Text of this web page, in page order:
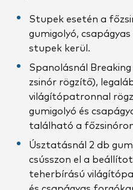
Stupek esetén a
gumigolyó,
stupek kerül.
Spanolásnál
zsinór rögzítő),
világítópatronnal
gumigolyó és
található a
Úsztatásnál 2 db
csússzon el a
teherbírású